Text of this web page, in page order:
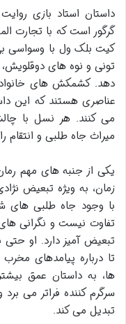
داستان استاد بازی
گرگور است که با تجارت
کیت بلک ول با وسواسی
تونی و نوه های دوقلویش،
دهد. کشمکش های
عناصری هستند که این
می کنند. هر نسل با
میراث جاه طلبی و
یکی از جنبه های مهم
زمان، به ویژه تبعیض
با وجود جاه طلبی
تفاوت نیست و نگرانی
تبعیض آمیز دارد. او
تا درباره پیامدهای
ها، به داستان عمق
سرگرم کننده فراتر می
تبدیل می کند.